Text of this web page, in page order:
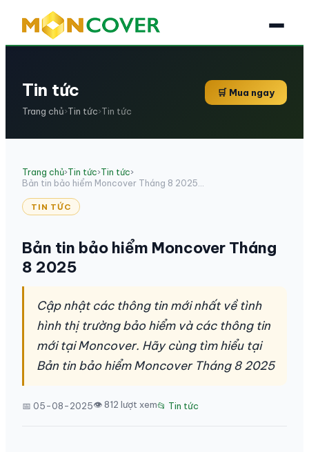
Tin tức
Trang chủ›Tin tức›Tin tức
🛒 Mua ngay
Trang chủ›Tin tức›Tin tức›
Bản tin bảo hiểm Moncover Tháng 8 2025...
TIN TỨC
Bản tin bảo hiểm Moncover Tháng
8 2025
Cập nhật các thông tin mới nhất về tình
hình thị trường bảo hiểm và các thông tin
mới tại Moncover. Hãy cùng tìm hiểu tại
Bản tin bảo hiểm Moncover Tháng 8 2025
📅 05-08-2025👁 812 lượt xem📂 Tin tức